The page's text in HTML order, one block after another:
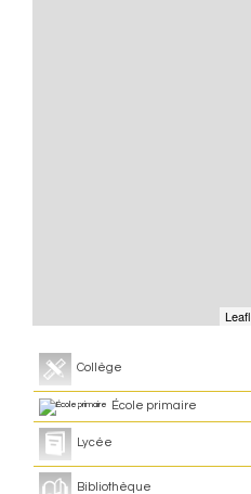
Collège
École primaire
Lycée
Bibliothèque